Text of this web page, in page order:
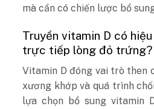
mà cần có chiến lược bổ
Truyền vitamin D có
trực tiếp lòng đỏ trứng?
Vitamin D đóng vai trò then
xương khớp và quá trình
lựa chọn bổ sung vitamin